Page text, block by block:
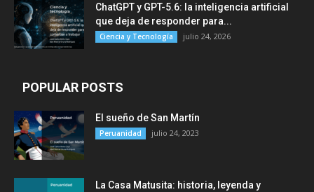
ChatGPT y GPT-5.6: la inteligencia artificial
que deja de responder para...
Ciencia y Tecnología julio 24, 2026
POPULAR POSTS
El sueño de San Martín
Peruanidad julio 24, 2023
La Casa Matusita: historia, leyenda y